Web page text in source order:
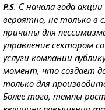
P.S. С начала года
вероятно, не только в
причины для
управление сектором
услуги компании
момент, что создает
только для
Более того, темпы